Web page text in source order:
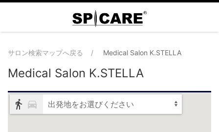
サロン検索マップへ戻る Medical Salon K.STELLA
Medical Salon K.STELLA
出発地をお選びください